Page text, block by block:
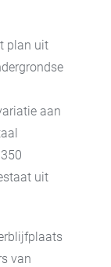
plan uit
aan
uit
van